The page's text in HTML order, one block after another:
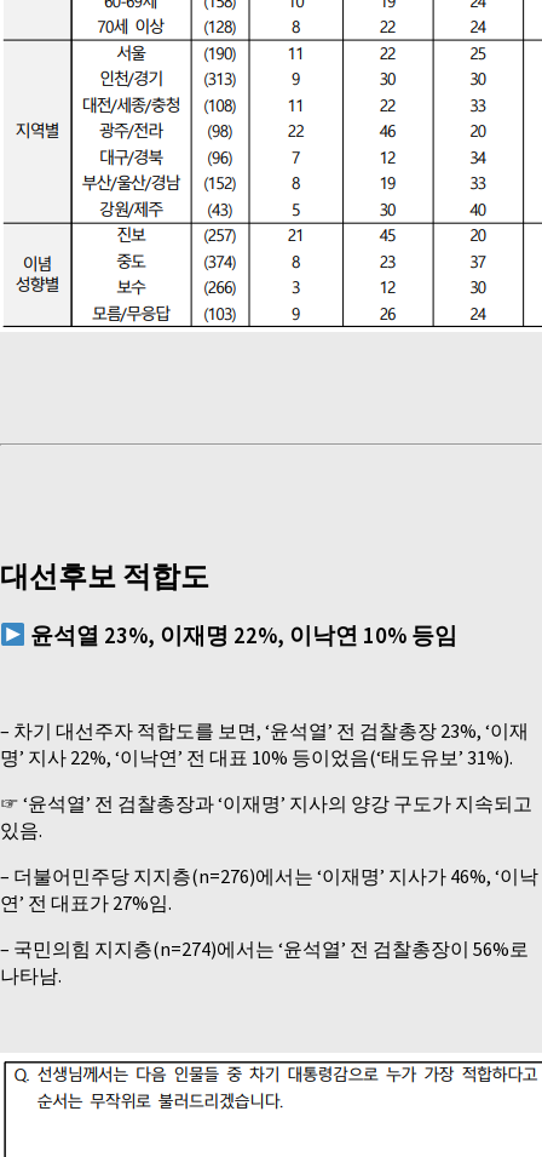
대선후보 적합도
윤석열 23%, 이재명 22%, 이낙연 10% 등임
– 차기 대선주자 적합도를 보면, ‘윤석열’ 전 검찰총장 23%, ‘이재
명’ 지사 22%, ‘이낙연’ 전 대표 10% 등이었음(‘태도유보’ 31%).
☞ ‘윤석열’ 전 검찰총장과 ‘이재명’ 지사의 양강 구도가 지속되고
있음.
– 더불어민주당 지지층(n=276)에서는 ‘이재명’ 지사가 46%, ‘이낙
연’ 전 대표가 27%임.
– 국민의힘 지지층(n=274)에서는 ‘윤석열’ 전 검찰총장이 56%로
나타남.